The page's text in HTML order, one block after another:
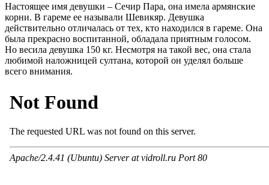
Настоящее имя девушки – Сечир Пара, она имела армянские
корни. В гареме ее называли Шевикяр. Девушка
действительно отличалась от тех, кто находился в гареме. Она
была прекрасно воспитанной, обладала приятным голосом.
Но весила девушка 150 кг. Несмотря на такой вес, она стала
любимой наложницей султана, которой он уделял больше
всего внимания.